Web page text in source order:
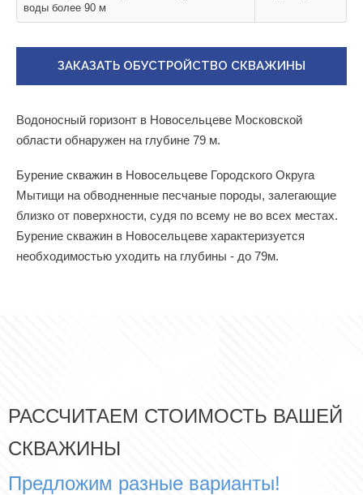
воды более 90 м
ЗАКАЗАТЬ ОБУСТРОЙСТВО СКВАЖИНЫ
Водоносный горизонт в Новосельцеве Московской
области обнаружен на глубине 79 м.
Бурение скважин в Новосельцеве Городского Округа
Мытищи на обводненные песчаные породы, залегающие
близко от поверхности, судя по всему не во всех местах.
Бурение скважин в Новосельцеве характеризуется
необходимостью уходить на глубины - до 79м.
РАССЧИТАЕМ СТОИМОСТЬ ВАШЕЙ
СКВАЖИНЫ
Предложим разные варианты!